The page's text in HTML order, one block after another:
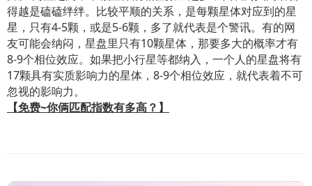
得越是磕磕绊绊。比较平顺的关系，是每颗星体对应到的星
星，只有4-5颗，或是5-6颗，多了就代表是个警讯。有的网
友可能会纳闷，星盘里只有10颗星体，那要多大的概率才有
8-9个相位效应。如果把小行星等都纳入，一个人的星盘将有
17颗具有实质影响力的星体，8-9个相位效应，就代表着不可
忽视的影响力。
【免费~你俩匹配指数有多高？】